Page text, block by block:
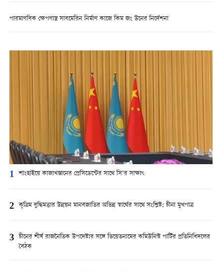
পারমাণবিক ক্ষেপণাস্ত্র সাবমেরিন নির্মাণ কাজে কিম জং উনের নির্দেশনা
1 শাংহাইয়ে কাজাখস্তানের প্রেসিডেন্টের সাথে সি’র সাক্ষাৎ
2 কৃত্রিম বুদ্ধিমত্তার উন্নয়ন মানবজাতির অভিন্ন স্বার্থের সাথে সংশ্লিষ্ট: চীনা মুখপাত্র
3 চীনের শীর্ষ রাজনৈতিক উপদেষ্টার সঙ্গে ভিয়েতনামের কমিউনিস্ট পার্টির প্রতিনিধিদলের
বৈঠক